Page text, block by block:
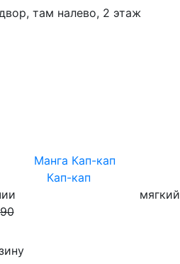
там налево, 2 этаж
Кап-кап
мягкий